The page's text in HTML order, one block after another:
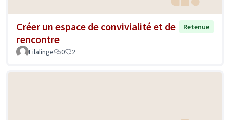
Créer un espace de convivialité et de
rencontre
Retenue
Filalinge 0 2